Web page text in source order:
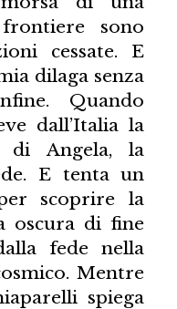
sono
cessate. E
dilaga senza
Quando
dall’Italia la
di Angela, la
E tenta un
scoprire la
oscura di fine
fede nella
Mentre
spiega